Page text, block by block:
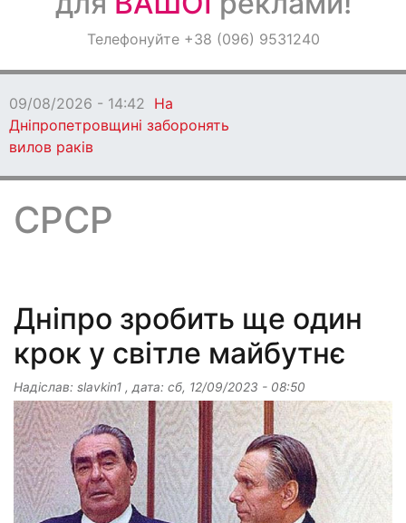
ОголошенняТелефонуйте +38 (096) 9531240
09/08/2026 - 14:42 На
Дніпропетровщині заборонять
вилов раків
СРСР
Дніпро зробить ще один
крок у світле майбутнє
Надіслав: slavkin1 , дата: сб, 12/09/2023 - 08:50